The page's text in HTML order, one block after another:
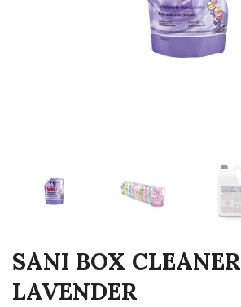
SANI BOX CLEANER
LAVENDER